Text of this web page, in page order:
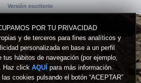
POR TU PRIVACIDAD
y de terceros para fines analíticos y
personalizada en base a un perfil
tus hábitos de navegación (por ejemplo,
Haz click AQUÍ para más información.
cookies pulsando el botón “ACEPTAR”
Versión escritorio